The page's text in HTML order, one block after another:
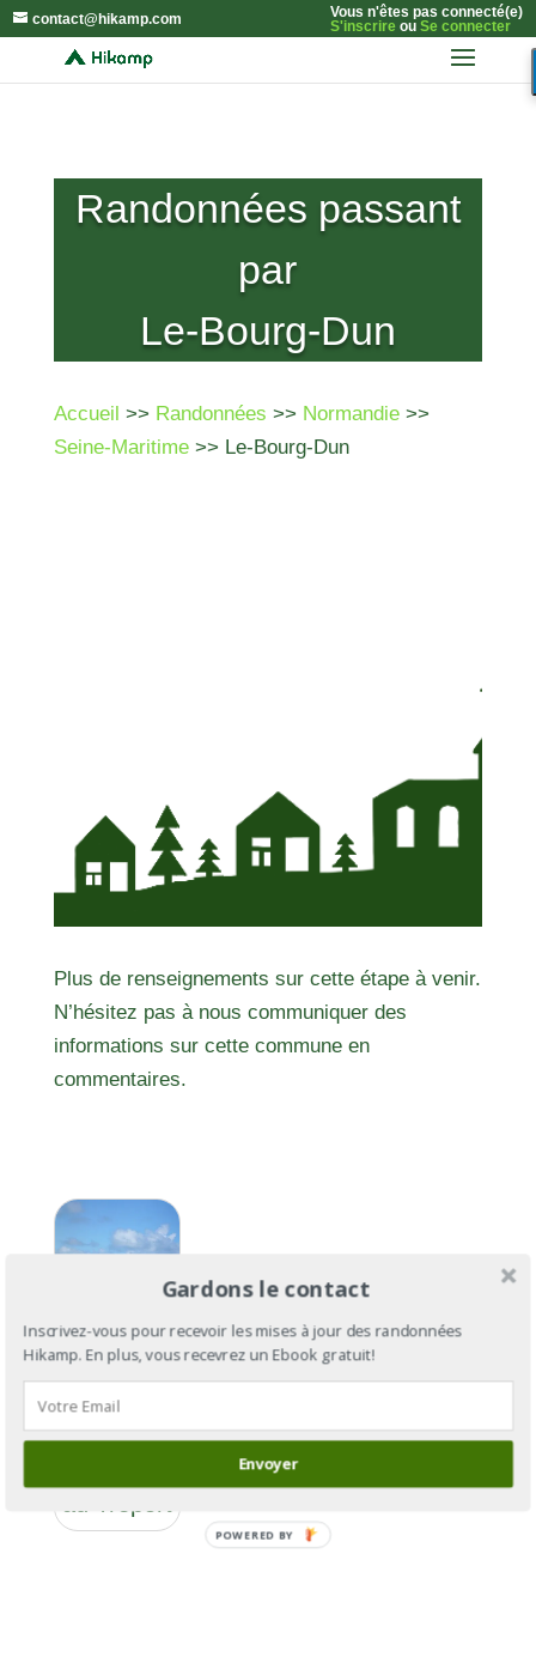
contact@hikamp.com
Vous n'êtes pas connecté(e)
S'inscrireou Se connecter
Randonnées passant
par
Le-Bourg-Dun
Accueil >> Randonnées >> Normandie>>
Seine-Maritime>> Le-Bourg-Dun
Plus de renseignements sur cette étape à venir.
N’hésitez pas à nous communiquer des
informations sur cette commune en
commentaires.
GR®21 :
Gardons le contact
Inscrivez-vous pour recevoir les mises à jour des randonnées
Hikamp. En plus, vous recevrez un Ebook gratuit!
Envoyer
POWERED BY